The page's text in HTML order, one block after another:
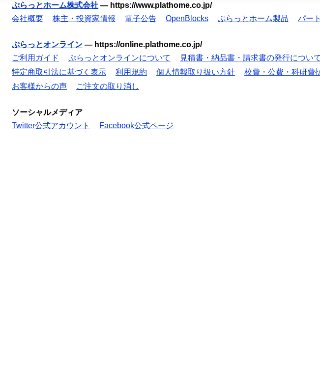
ぷらっとホーム株式会社 — https://www.plathome.co.jp/
会社概要
株主・投資家情報 電子公告 OpenBlocks ぷらっとホーム製品 パー
ぷらっとオンライン — https://online.plathome.co.jp/
ご利用ガイド
ぷらっとオンラインについて 見積書・納品書・請求書の発行について
特定商取引法に基づく表示
利用規約 個人情報取り扱い方針 校費・公費・科研費
お客様からの声
ご注文の取り消し
ソーシャルメディア
Twitter公式アカウント
Facebook公式ページ